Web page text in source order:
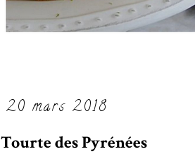
20 mars 2018
Tourte des Pyrénées